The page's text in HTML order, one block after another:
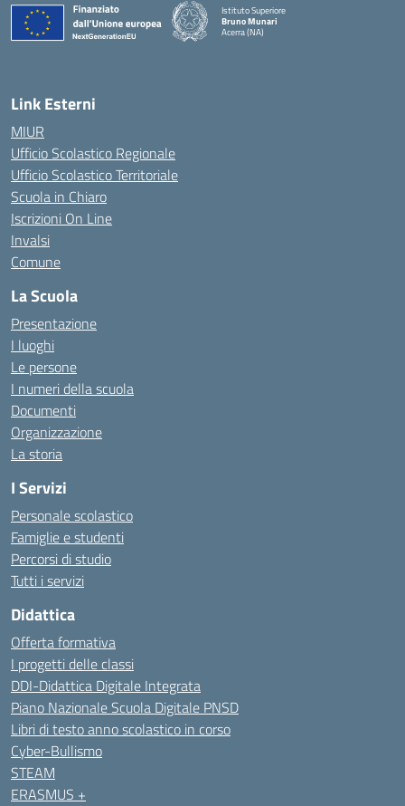
Istituto Superiore
Bruno Munari
Acerra (NA)
Link Esterni
MIUR
Ufficio Scolastico Regionale
Ufficio Scolastico Territoriale
Scuola in Chiaro
Iscrizioni On Line
Invalsi
Comune
La Scuola
Presentazione
I luoghi
Le persone
I numeri della scuola
Documenti
Organizzazione
La storia
I Servizi
Personale scolastico
Famiglie e studenti
Percorsi di studio
Tutti i servizi
Didattica
Offerta formativa
I progetti delle classi
DDI-Didattica Digitale Integrata
Piano Nazionale Scuola Digitale PNSD
Libri di testo anno scolastico in corso
Cyber-Bullismo
STEAM
ERASMUS +